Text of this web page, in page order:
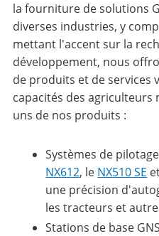
la fourniture de solutions
diverses industries, y
mettant l'accent sur la
développement, nous
de produits et de services
capacités des agriculteurs
uns de nos produits :
Systèmes de
NX612, le NX510 SE
une précision
les tracteurs et
Stations de base